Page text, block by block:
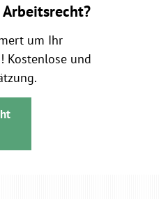
um Ihr
Kostenlose und